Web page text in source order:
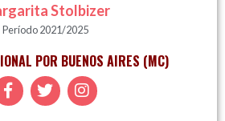
Stolbizer
Período 2021/2025
POR BUENOS AIRES (MC)